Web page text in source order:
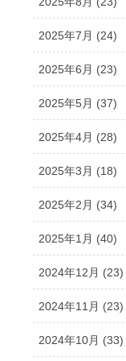
2025年7月 (24)
2025年6月 (23)
2025年5月 (37)
2025年4月 (28)
2025年3月 (18)
2025年2月 (34)
2025年1月 (40)
2024年12月 (23)
2024年11月 (23)
2024年10月 (33)